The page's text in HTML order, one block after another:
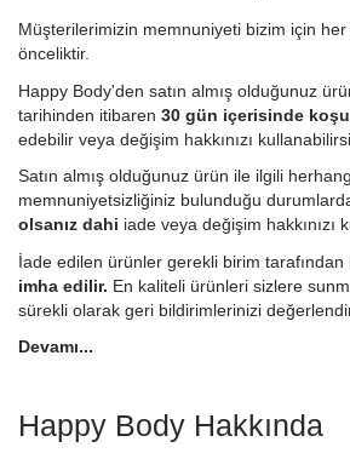
Müşterilerimizin memnuniyeti bizim için
önceliktir.
Happy Body'den satın almış olduğunuz
tarihinden itibaren 30 gün içerisinde
edebilir veya değişim hakkınızı
Satın almış olduğunuz ürün ile ilgili
memnuniyetsizliğiniz bulunduğu
olsanız dahi iade veya değişim hakkınızı
İade edilen ürünler gerekli birim tarafından
imha edilir. En kaliteli ürünleri sizlere
sürekli olarak geri bildirimlerinizi
Devamı...
Happy Body Hakkında